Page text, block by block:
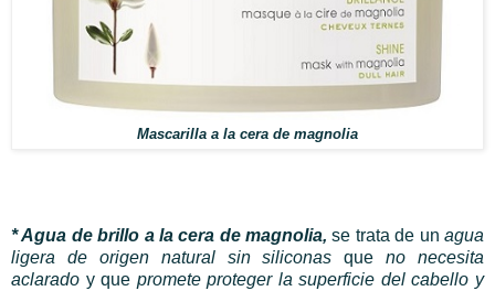
Mascarilla a la cera de magnolia
* Agua de brillo a la cera de magnolia, se trata de unagua
ligera de origen natural sin siliconas queno necesita
aclarado y que promete proteger la superficie del cabello y